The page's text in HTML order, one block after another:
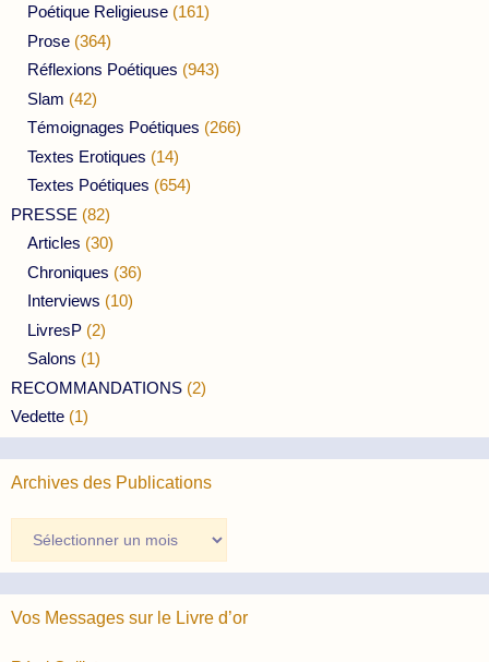
Poétique Religieuse (161)
Prose (364)
Réflexions Poétiques (943)
Slam (42)
Témoignages Poétiques (266)
Textes Erotiques (14)
Textes Poétiques (654)
PRESSE (82)
Articles (30)
Chroniques (36)
Interviews (10)
LivresP (2)
Salons (1)
RECOMMANDATIONS (2)
Vedette (1)
Archives des Publications
des
Publications
Vos Messages sur le Livre d’or